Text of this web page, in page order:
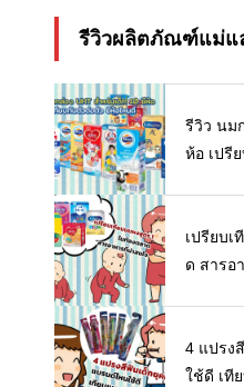
รีวิวผลิตภัณฑ์แม่แ
รีวิว นม
ห้อ เปรี
เปรียบ
ด สารอ
4 แปรง
ใช้ดี เที